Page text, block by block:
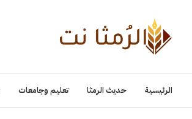
الرئيسية حديث الرمثا تعليم وجامعات